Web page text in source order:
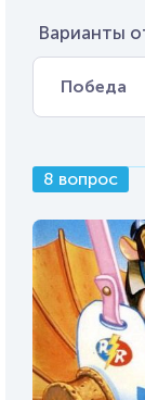
Варианты
Победа
8 вопрос